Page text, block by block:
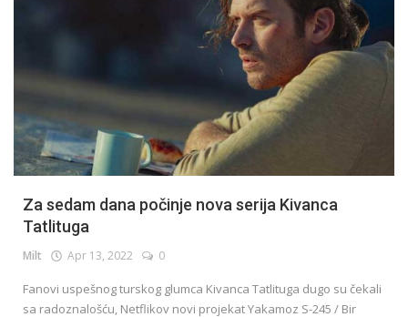
Za sedam dana počinje nova serija Kivanca
Tatlituga
Milt Apr 13, 2022 0
Fanovi uspešnog turskog glumca Kivanca Tatlituga dugo su čekali
sa radoznalošću, Netflikov novi projekat Yakamoz S-245 / Bir